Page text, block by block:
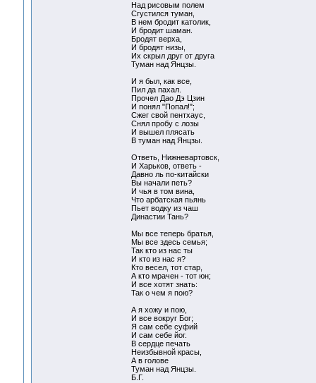
Над рисовым полем
Сгустился туман,
В нем бродит католик,
И бродит шаман.
Бродят верха,
И бродят низы,
Их скрыл друг от друга
Туман над Янцзы.
И я был, как все,
Пил да пахал.
Прочел Дао Дэ Цзин
И понял "Попал!";
Сжег свой пентхаус,
Снял пробу с лозы
И вышел плясать
В туман над Янцзы.
Ответь, Нижневартовск,
И Харьков, ответь -
Давно ль по-китайски
Вы начали петь?
И чья в том вина,
Что арбатская пьянь
Пьет водку из чаш
Династии Тань?
Мы все теперь братья,
Мы все здесь семья;
Так кто из нас ты
И кто из нас я?
Кто весел, тот стар,
А кто мрачен - тот юн;
И все хотят знать:
Так о чем я пою?
А я хожу и пою,
И все вокруг Бог;
Я сам себе суфий
И сам себе йог.
В сердце печать
Неизбывной красы,
А в голове
Туман над Янцзы.
Б.Г.